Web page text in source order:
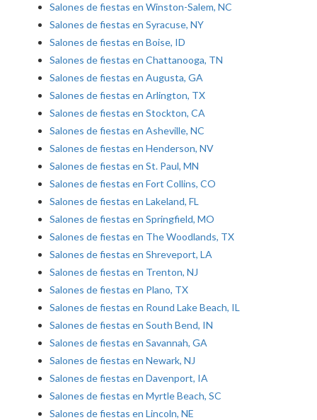
Salones de fiestas en Winston-Salem, NC
Salones de fiestas en Syracuse, NY
Salones de fiestas en Boise, ID
Salones de fiestas en Chattanooga, TN
Salones de fiestas en Augusta, GA
Salones de fiestas en Arlington, TX
Salones de fiestas en Stockton, CA
Salones de fiestas en Asheville, NC
Salones de fiestas en Henderson, NV
Salones de fiestas en St. Paul, MN
Salones de fiestas en Fort Collins, CO
Salones de fiestas en Lakeland, FL
Salones de fiestas en Springfield, MO
Salones de fiestas en The Woodlands, TX
Salones de fiestas en Shreveport, LA
Salones de fiestas en Trenton, NJ
Salones de fiestas en Plano, TX
Salones de fiestas en Round Lake Beach, IL
Salones de fiestas en South Bend, IN
Salones de fiestas en Savannah, GA
Salones de fiestas en Newark, NJ
Salones de fiestas en Davenport, IA
Salones de fiestas en Myrtle Beach, SC
Salones de fiestas en Lincoln, NE